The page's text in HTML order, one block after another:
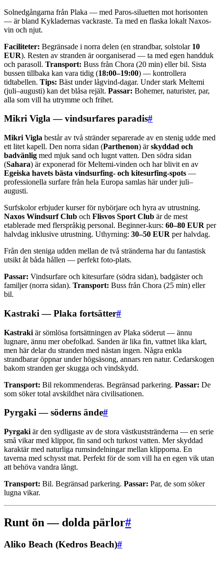
Solnedgångarna från Plaka — med Paros-siluetten mot horisonten
— är bland Kykladernas vackraste. Ta med en flaska lokalt Naxos-
vin och njut.
Faciliteter: Begränsade i norra delen (en strandbar, solstolar 10
EUR). Resten av stranden är oorganiserad — ta med egen handduk
och parasoll. Transport: Buss från Chora (20 min) eller bil. Sista
bussen tillbaka kan vara tidig (18:00–19:00) — kontrollera
tidtabellen. Tips: Bäst under lågvind-dagar. Under stark Meltemi
(juli–augusti) kan det blåsa rejält. Passar: Bohemer, naturister, par,
alla som vill ha utrymme och frihet.
Mikri Vigla — vindsurfares paradis#
Mikri Vigla består av två stränder separerade av en stenig udde med
ett litet kapell. Den norra sidan (Parthenon) ärskyddad och
badvänlig med mjuk sand och lugnt vatten. Den södra sidan
(Sahara) är exponerad för Meltemi-vinden och har blivit en av
Egeiska havets bästa vindsurfing- och kitesurfing-spots —
professionella surfare från hela Europa samlas här under juli–
augusti.
Surfskolor erbjuder kurser för nybörjare och hyra av utrustning.
Naxos Windsurf Club och Flisvos Sport Club är de mest
etablerade med flerspråkig personal. Beginner-kurs: 60–80 EUR per
halvdag inklusive utrustning. Uthyrning: 30–50 EUR per halvdag.
Från den steniga udden mellan de två stränderna har du fantastisk
utsikt åt båda hållen — perfekt foto-plats.
Passar: Vindsurfare och kitesurfare (södra sidan), badgäster och
familjer (norra sidan). Transport: Buss från Chora (25 min) eller
bil.
Kastraki — Plaka fortsätter#
Kastraki är sömlösa fortsättningen av Plaka söderut — ännu
lugnare, ännu mer obefolkad. Sanden är lika fin, vattnet lika klart,
men här delar du stranden med nästan ingen. Några enkla
strandbarar öppnar under högsäsong, annars ren natur. Cedarskogen
bakom stranden ger skugga och vindskydd.
Transport: Bil rekommenderas. Begränsad parkering. Passar: De
som söker total avskildhet nära civilisationen.
Pyrgaki — söderns ände#
Pyrgaki är den sydligaste av de stora västkuststränderna — en serie
små vikar med klippor, fin sand och turkost vatten. Mer skyddad
karaktär med naturliga rumsindelningar mellan klipporna. En
taverna med schysst mat. Perfekt för de som vill ha en egen vik utan
att behöva vandra långt.
Transport: Bil. Begränsad parkering. Passar: Par, de som söker
lugna vikar.
Runt ön — dolda pärlor#
Aliko Beach (Kedros Beach)#